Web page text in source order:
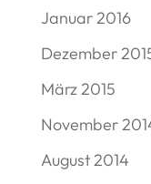
Januar 2016
Dezember
März 2015
November
August 2014